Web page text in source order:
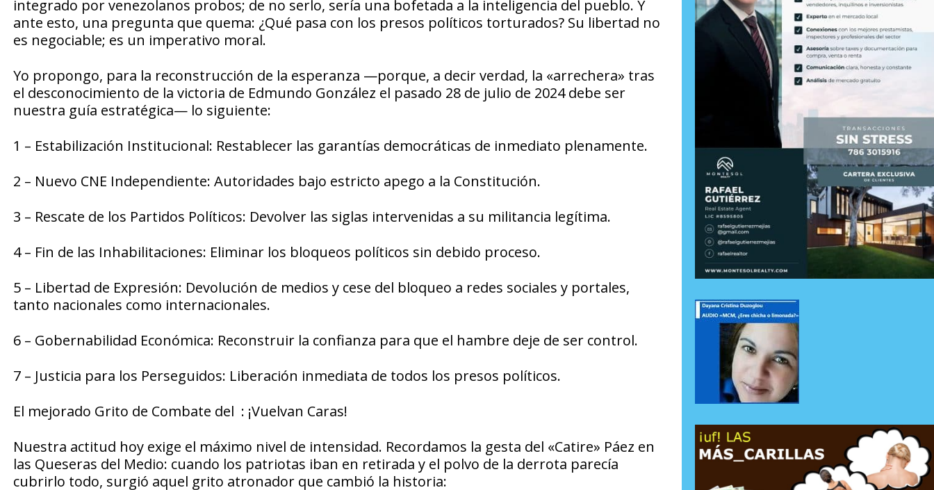
integrado por venezolanos probos; de no serlo, sería una bofetada a la inteligencia del pueblo. Y
ante esto, una pregunta que quema: ¿Qué pasa con los presos políticos torturados? Su libertad no
es negociable; es un imperativo moral.
Yo propongo, para la reconstrucción de la esperanza —porque, a decir verdad, la «arrechera» tras
el desconocimiento de la victoria de Edmundo González el pasado 28 de julio de 2024 debe ser
nuestra guía estratégica— lo siguiente:
1 – Estabilización Institucional: Restablecer las garantías democráticas de inmediato plenamente.
2 – Nuevo CNE Independiente: Autoridades bajo estricto apego a la Constitución.
3 – Rescate de los Partidos Políticos: Devolver las siglas intervenidas a su militancia legítima.
4 – Fin de las Inhabilitaciones: Eliminar los bloqueos políticos sin debido proceso.
5 – Libertad de Expresión: Devolución de medios y cese del bloqueo a redes sociales y portales,
tanto nacionales como internacionales.
6 – Gobernabilidad Económica: Reconstruir la confianza para que el hambre deje de ser control.
7 – Justicia para los Perseguidos: Liberación inmediata de todos los presos políticos.
El mejorado Grito de Combate del : ¡Vuelvan Caras!
Nuestra actitud hoy exige el máximo nivel de intensidad. Recordamos la gesta del «Catire» Páez en
las Queseras del Medio: cuando los patriotas iban en retirada y el polvo de la derrota parecía
cubrirlo todo, surgió aquel grito atronador que cambió la historia: